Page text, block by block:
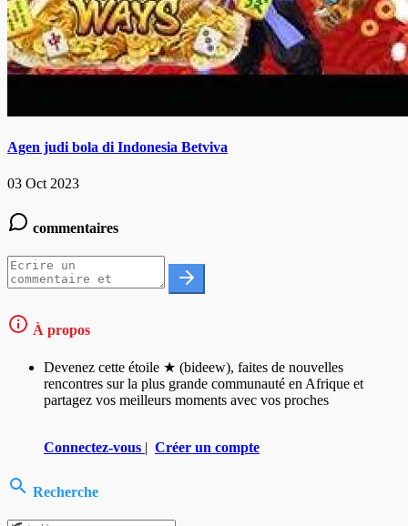
Agen judi bola di Indonesia Betviva
03 Oct 2023
commentaires
À propos
Devenez cette étoile ★ (bideew), faites de nouvelles
rencontres sur la plus grande communauté en Afrique et
partagez vos meilleurs moments avec vos proches
Connectez-vous | Créer un compte
Recherche